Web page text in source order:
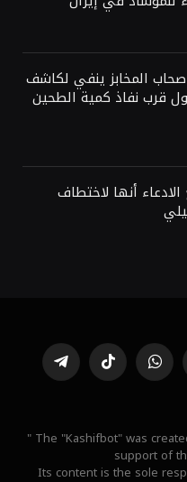
المخابز ينفي لكاشف
قرب نفاذ كمية الطحين
أنها لاختطاف
واتساب تيكتوك تيلقرام
" The "Kashifbot" was
support of
Its content is the sole